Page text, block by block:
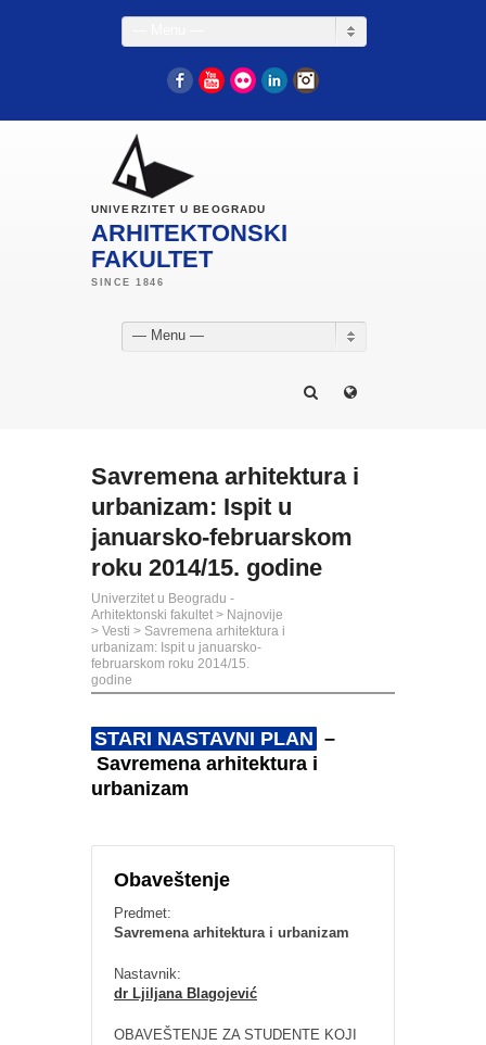
FacebookYouTube
Flickr LinkedIn
UNIVERZITET U BEOGRADU
ARHITEKTONSKI
FAKULTET
— Menu —
Savremena arhitektura i
urbanizam: Ispit u
januarsko-februarskom
roku 2014/15. godine
Univerzitet u Beogradu -
Arhitektonski fakultet > Najnovije
> Vesti > Savremena arhitektura i
urbanizam: Ispit u januarsko-
februarskom roku 2014/15.
godine
STARI NASTAVNI PLAN –
Savremena arhitektura i
urbanizam
Obaveštenje
Predmet:
Savremena arhitektura i urbanizam
Nastavnik:
dr Ljiljana Blagojević
OBAVEŠTENJE ZA STUDENTE KOJI